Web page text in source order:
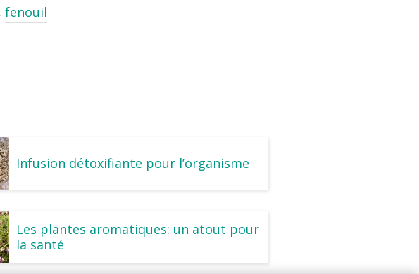
fenouil
Infusion détoxifiante pour l’organisme
Les plantes aromatiques: un atout pour
la santé